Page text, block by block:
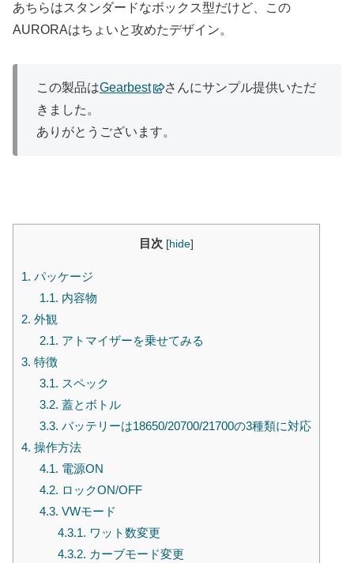
あちらはスタンダードなボックス型だけど、この
AURORAはちょいと攻めたデザイン。
この製品はGearbest
さんにサンプル提供いただ
きました。
ありがとうございます。
目次 [hide]
1. パッケージ
1.1. 内容物
2. 外観
2.1. アトマイザーを乗せてみる
3. 特徴
3.1. スペック
3.2. 蓋とボトル
3.3. バッテリーは18650/20700/21700の3種類に対応
4. 操作方法
4.1. 電源ON
4.2. ロックON/OFF
4.3. VWモード
4.3.1. ワット数変更
4.3.2. カーブモード変更